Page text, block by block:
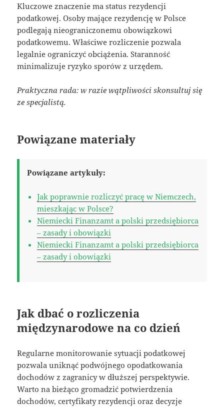
Kluczowe znaczenie ma status rezydencji
podatkowej. Osoby mające rezydencję w Polsce
podlegają nieograniczonemu obowiązkowi
podatkowemu. Właściwe rozliczenie pozwala
legalnie ograniczyć obciążenia. Staranność
minimalizuje ryzyko sporów z urzędem.
Praktyczna rada: w razie wątpliwości skonsultuj się
ze specjalistą.
Powiązane materiały
Powiązane artykuły:
Jak poprawnie rozliczyć pracę w Niemczech,
mieszkając w Polsce?
Niemiecki Finanzamt a polski przedsiębiorca
– zasady i obowiązki
Niemiecki Finanzamt a polski przedsiębiorca
– zasady i obowiązki
Jak dbać o rozliczenia
międzynarodowe na co dzień
Regularne monitorowanie sytuacji podatkowej
pozwala uniknąć podwójnego opodatkowania
dochodów z zagranicy w dłuższej perspektywie.
Warto na bieżąco gromadzić potwierdzenia
dochodów, certyfikaty rezydencji oraz decyzje